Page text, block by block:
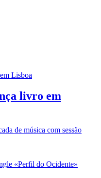
livro em
de música com sessão